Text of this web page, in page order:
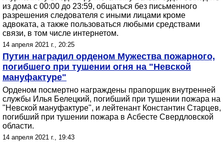
из дома с 00:00 до 23:59, общаться без письменного
разрешения следователя с иными лицами кроме
адвоката, а также пользоваться любыми средствами
связи, в том числе интернетом.
14 апреля 2021 г., 20:25
Путин наградил орденом Мужества пожарного,
погибшего при тушении огня на "Невской
мануфактуре"
Орденом посмертно награждены прапорщик внутренней
службы Илья Белецкий, погибший при тушении пожара на
"Невской мануфактуре", и лейтенант Константин Старцев,
погибший при тушении пожара в Асбесте Свердловской
области.
14 апреля 2021 г., 19:43